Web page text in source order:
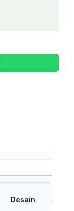
Desain
Fitur